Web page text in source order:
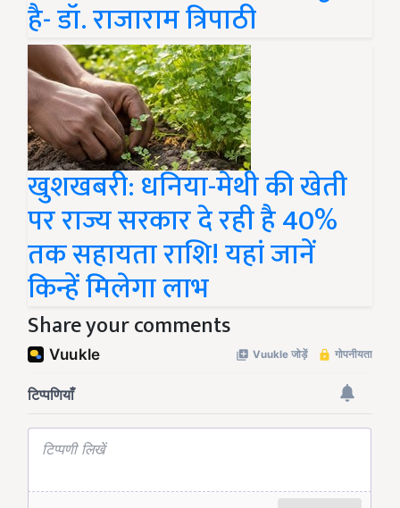
है- डॉ. राजाराम त्रिपाठी
खुशखबरी: धनिया-मेथी की खेती
पर राज्य सरकार दे रही है 40%
तक सहायता राशि! यहां जानें
किन्हें मिलेगा लाभ
Share your comments